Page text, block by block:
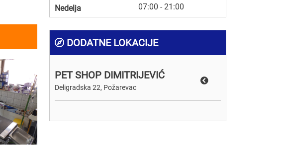
Nedelja 07:00 - 21:00
DODATNE LOKACIJE
PET SHOP DIMITRIJEVIĆ
Deligradska 22, Požarevac